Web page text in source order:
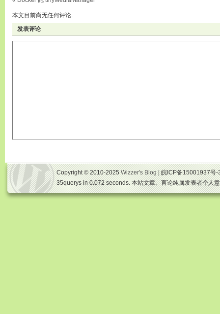
本文目前尚无任何评论.
发表评论
Copyright © 2010-2025Wizzer's Blog| 皖ICP备15001937号
35querys in 0.072 seconds. 本站文章、言论纯属发表者个人